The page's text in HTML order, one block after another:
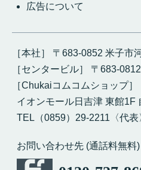
広告について
［本社］ 〒683-0852 米子市
［センタービル］ 〒683-
［Chukaiコムコムショップ］
イオンモール日吉津 東館1F
TEL（0859）29-2211〈代
お問い合わせ先 (通話料無料)